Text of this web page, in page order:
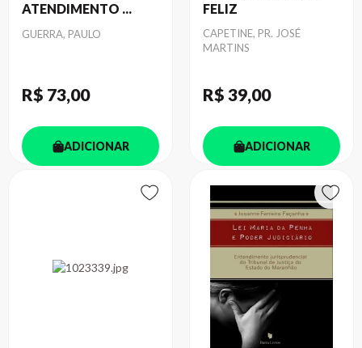
ATENDIMENTO ...
Autor
GUERRA, PAULO
R$ 73,00
ADICIONAR
FELIZ
Autor
CAPETINE, PR. JOSÉ
MARTINS
R$ 39,00
ADICIONAR